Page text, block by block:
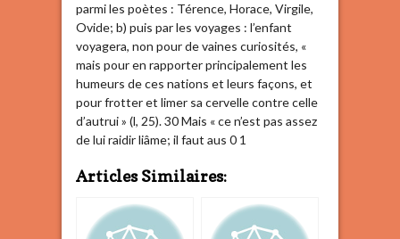
parmi les poètes : Térence, Horace, Virgile,
Ovide; b) puis par les voyages : l’enfant
voyagera, non pour de vaines curiosités, «
mais pour en rapporter principalement les
humeurs de ces nations et leurs façons, et
pour frotter et limer sa cervelle contre celle
d’autrui » (l, 25). 30 Mais « ce n’est pas assez
de lui raidir liâme; il faut aus 0 1
Articles Similaires: